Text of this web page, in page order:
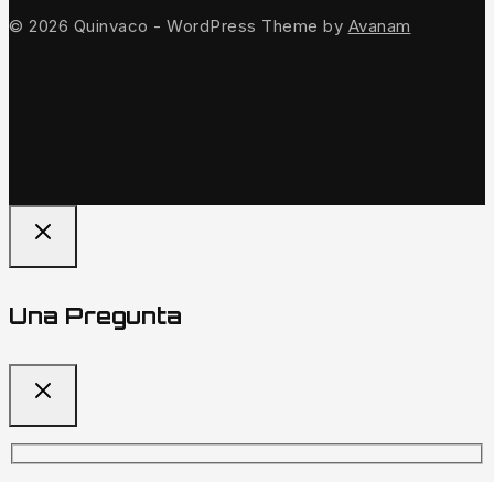
© 2026 Quinvaco - WordPress Theme by Avanam
Una Pregunta